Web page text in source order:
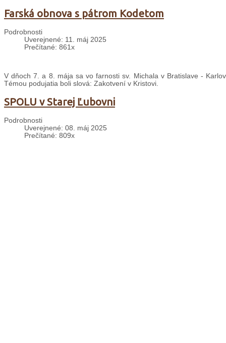
Farská obnova s pátrom Kodetom
Podrobnosti
Uverejnené: 11. máj 2025
Prečítané: 861x
V dňoch 7. a 8. mája sa vo farnosti sv. Michala v Bratislave -
Témou podujatia boli slová: Zakotvení v Kristovi.
SPOLU v Starej Ľubovni
Podrobnosti
Uverejnené: 08. máj 2025
Prečítané: 809x